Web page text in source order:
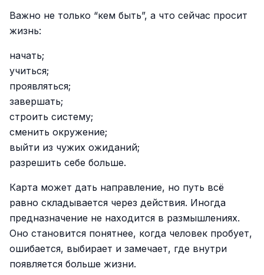
Важно не только “кем быть”, а что сейчас просит
жизнь:
начать;
учиться;
проявляться;
завершать;
строить систему;
сменить окружение;
выйти из чужих ожиданий;
разрешить себе больше.
Карта может дать направление, но путь всё
равно складывается через действия. Иногда
предназначение не находится в размышлениях.
Оно становится понятнее, когда человек пробует,
ошибается, выбирает и замечает, где внутри
появляется больше жизни.